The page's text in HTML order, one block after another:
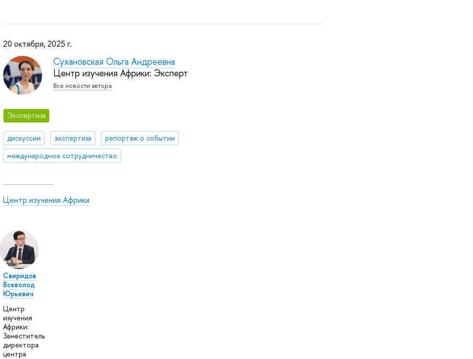
20 октября, 2025 г.
Сухановская Ольга Андреевна
Центр изучения Африки: Эксперт
Все новости автора
Экспертиза
дискуссии экспертиза
репортаж о событии
международное сотрудничество
Центр изучения Африки
Свиридов
Всеволод
Юрьевич
Центр
изучения
Африки:
Заместитель
директора
центра